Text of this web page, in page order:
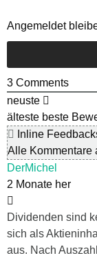
Angemeldet
3 Comments
neuste
älteste beste
Inline
Alle Kommentare
DerMichel
2 Monate her
Dividenden sind
sich als
aus. Nach